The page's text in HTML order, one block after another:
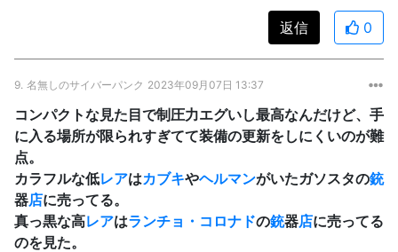
返信 0
9. 名無しのサイバーパンク 2023年09月07日 13:37
コンパクトな見た目で制圧力エグいし最高なんだけど、手
に入る場所が限られすぎてて装備の更新をしにくいのが難
点。
カラフルな低レアはカブキやヘルマンがいたガソスタの銃
器店に売ってる。
真っ黒な高レアはランチョ・コロナドの銃器店に売ってる
のを見た。